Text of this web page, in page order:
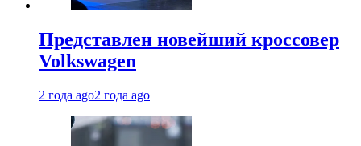
Представлен новейший кроссовер
Volkswagen
2 года ago2 года ago